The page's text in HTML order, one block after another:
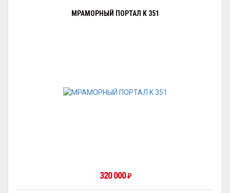
МРАМОРНЫЙ ПОРТАЛ K 351
320 000₽